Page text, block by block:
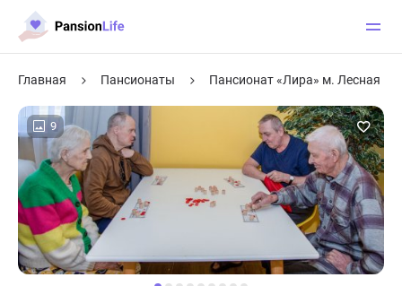
Главная Пансионаты Пансионат «Лира» м. Лесная
9